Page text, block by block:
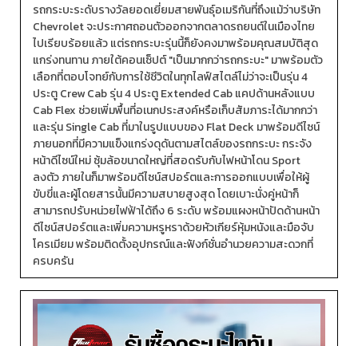
รถกระบะระดับรางวัลยอดเยี่ยมสายพันธุ์อเมริกันที่ถึงแม้ว่าบริษัท
Chevrolet จะประกาศถอนตัวออกจากตลาดรถยนต์ในเมืองไทย
ไปเรียบร้อยแล้ว แต่รถกระบะรุ่นนี้ก็ยังคงมาพร้อมคุณสมบัติสุด
แกร่งทนทาน ภายใต้คอนเซ็ปต์ "เป็นมากกว่ารถกระบะ" มาพร้อมตัว
เลือกที่ตอบโจทย์กับการใช้ชีวิตในทุกไลฟ์สไตล์ไม่ว่าจะเป็นรุ่น 4
ประตู Crew Cab รุ่น 4 ประตู Extended Cab แคปด้านหลังแบบ
Cab Flex ช่วยเพิ่มพื้นที่อเนกประสงค์หรือเก็บสัมภาระได้มากกว่า
และรุ่น Single Cab ที่มาในรูปแบบของ Flat Deck มาพร้อมดีไซน์
ภายนอกที่มีความแข็งแกร่งดุดันตามสไตล์ของรถกระบะ กระจัง
หน้าดีไซน์ใหม่ ซุ้มล้อขนาดใหญ่ที่สอดรับกับไฟหน้าโดน Sport
ลงตัว ภายในก็มาพร้อมดีไซน์สปอร์ตและการออกแบบเพื่อให้ผู้
ขับขี่และผู้โดยสารนั้นมีความสบายสูงสุด โดยเบาะนั่งคู่หน้าก็
สามารถปรับหน่วยไฟฟ้าได้ถึง 6 ระดับ พร้อมแผงหน้าปัดด้านหน้า
ดีไซน์สปอร์ตและเพิ่มความหรูหราด้วยหัวเกียร์หุ้มหนังและมือจับ
โครเมียม พร้อมติดตั้งอุปกรณ์และฟังก์ชั่นอำนวยความสะดวกที่
ครบครัน